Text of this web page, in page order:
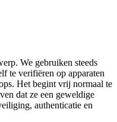
We gebruiken steeds
te verifiëren op apparaten
Het begint vrij normaal te
dat ze een geweldige
authenticatie en